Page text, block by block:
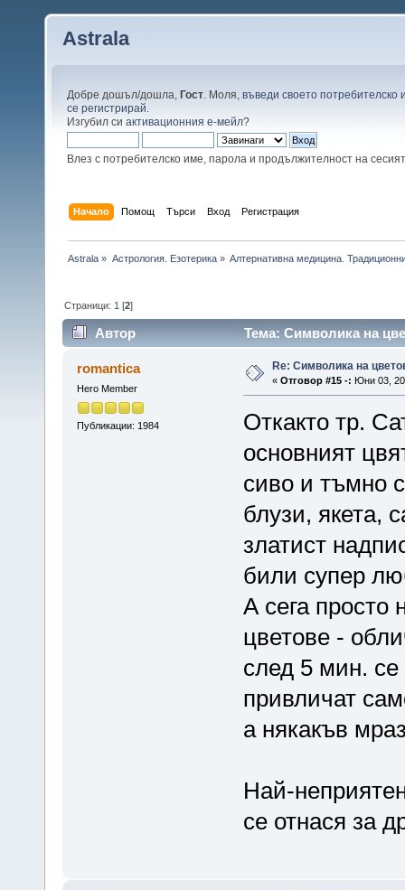
Astrala
Добре дошъл/дошла, Гост . Моля, въведи своето потребителско
се регистрирай
Изгубил си активационния е-мейл?
Влез с потребителско име, парола и продължителност на
Начало Помощ Търси Вход Регистрация
Astrala » Астрология. Езотерика» Алтернативна медицина.
Страници: 1 [2]
Автор Тема: Символика на
romantica
Hero Member
Публикации: 1984
Re: Символика на
« Отговор #15 -: Юни 03,
Откакто тр.
основният
сиво и тъмно
блузи, якета,
златист
били супер
А сега просто
цветове -
след 5 мин.
привличат
а някакъв
Най-
се отнася за